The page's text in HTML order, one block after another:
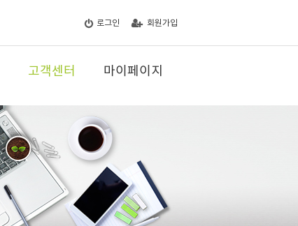
로그인 회원가입
고객센터 마이페이지